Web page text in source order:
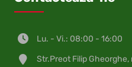
Lu. - Vi.: 08:00 - 16:00
Str.Preot Filip Gheorghe,